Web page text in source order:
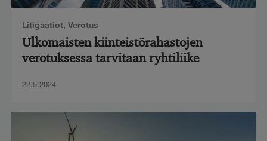
Litigaatiot, Verotus
Ulkomaisten kiinteistörahastojen
verotuksessa tarvitaan ryhtiliike
22.5.2024